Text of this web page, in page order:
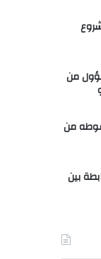
من
من
بين